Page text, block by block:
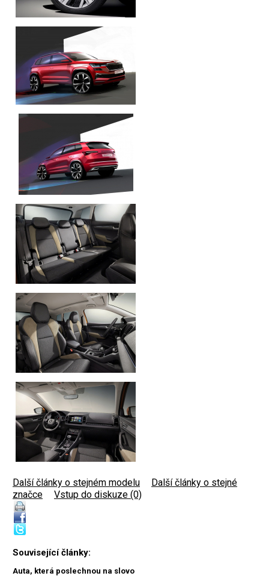
Další články o stejném modelu
Další články o stejné
značce
Vstup do diskuze (0)
Související články:
Auta, která poslechnou na slovo